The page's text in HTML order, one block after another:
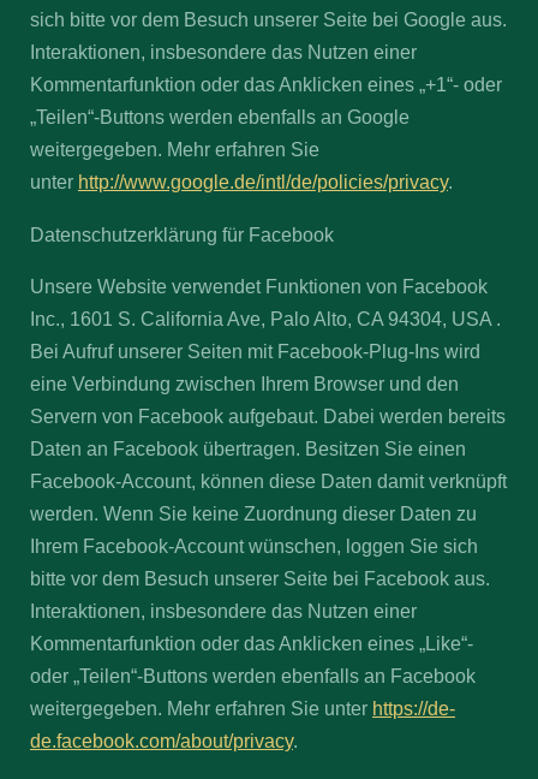
sich bitte vor dem Besuch unserer Seite bei Google aus.
Interaktionen, insbesondere das Nutzen einer
Kommentarfunktion oder das Anklicken eines „+1“- oder
„Teilen“-Buttons werden ebenfalls an Google
weitergegeben. Mehr erfahren Sie
unter http://www.google.de/intl/de/policies/privacy.
Datenschutzerklärung für Facebook
Unsere Website verwendet Funktionen von Facebook
Inc., 1601 S. California Ave, Palo Alto, CA 94304, USA .
Bei Aufruf unserer Seiten mit Facebook-Plug-Ins wird
eine Verbindung zwischen Ihrem Browser und den
Servern von Facebook aufgebaut. Dabei werden bereits
Daten an Facebook übertragen. Besitzen Sie einen
Facebook-Account, können diese Daten damit verknüpft
werden. Wenn Sie keine Zuordnung dieser Daten zu
Ihrem Facebook-Account wünschen, loggen Sie sich
bitte vor dem Besuch unserer Seite bei Facebook aus.
Interaktionen, insbesondere das Nutzen einer
Kommentarfunktion oder das Anklicken eines „Like“-
oder „Teilen“-Buttons werden ebenfalls an Facebook
weitergegeben. Mehr erfahren Sie unter https://de-
de.facebook.com/about/privacy.